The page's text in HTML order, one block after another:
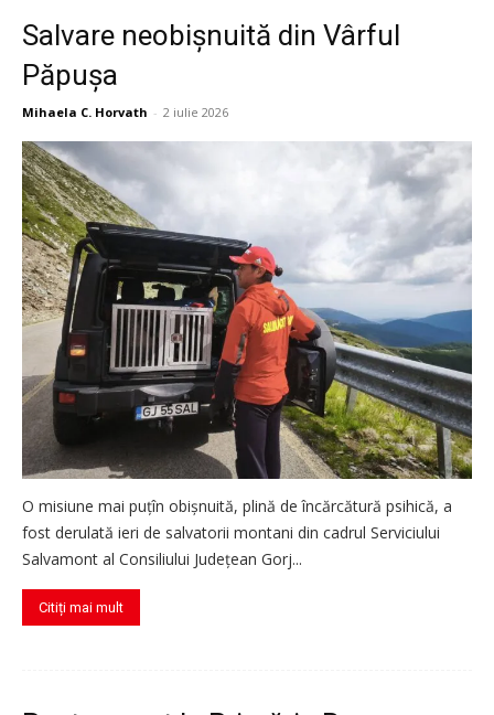
Salvare neobișnuită din Vârful
Păpușa
Mihaela C. Horvath - 2 iulie 2026
O misiune mai puțîn obișnuită, plină de încărcătură psihică, a
fost derulată ieri de salvatorii montani din cadrul Serviciului
Salvamont al Consiliului Județean Gorj...
Citiți mai mult